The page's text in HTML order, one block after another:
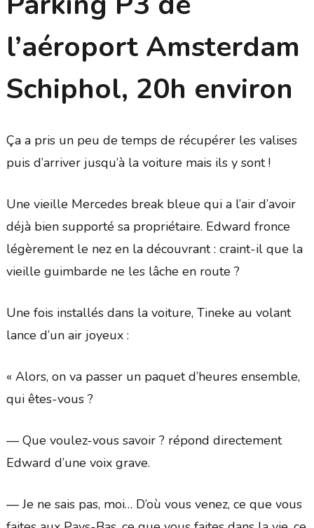
l’aéroport Amsterdam
Schiphol, 20h environ
Ça a pris un peu de temps de récupérer les valises
puis d’arriver jusqu’à la voiture mais ils y sont !
Une vieille Mercedes break bleue qui a l’air d’avoir
déjà bien supporté sa propriétaire. Edward fronce
légèrement le nez en la découvrant : craint-il que la
vieille guimbarde ne les lâche en route ?
Une fois installés dans la voiture, Tineke au volant
lance d’un air joyeux :
« Alors, on va passer un paquet d’heures ensemble,
qui êtes-vous ?
— Que voulez-vous savoir ? répond directement
Edward d’une voix grave.
— Je ne sais pas, moi… D’où vous venez, ce que vous